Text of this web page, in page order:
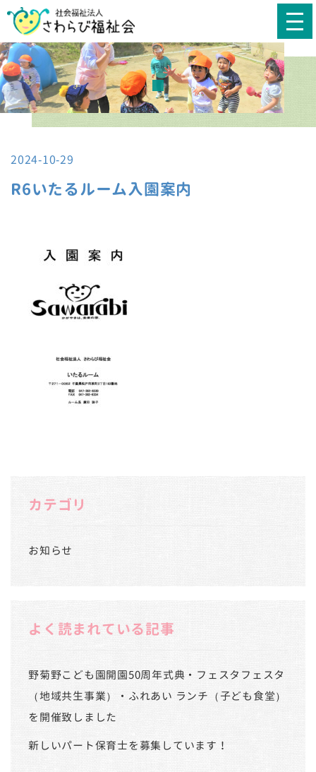
2024-10-29
R6いたるルーム入園案内
カテゴリ
お知らせ
よく読まれている記事
野菊野こども園開園50周年式典・フェスタフェスタ
（地域共生事業）・ふれあい ランチ（子ども食堂）
を開催致しました
新しいパート保育士を募集しています！